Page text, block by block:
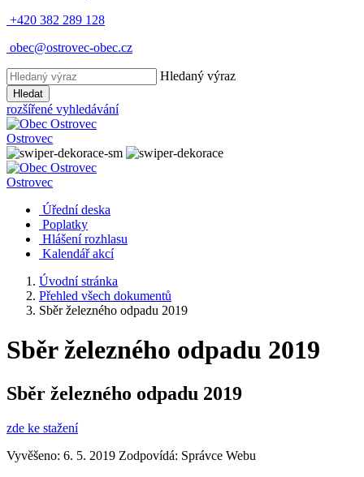
+420 382 289 128
obec@ostrovec-obec.cz
Hledaný výraz
Hledat
rozšířené vyhledávání
Ostrovec
Ostrovec
Úřední deska
Poplatky
Hlášení rozhlasu
Kalendář akcí
Úvodní stránka
Přehled všech dokumentů
Sběr železného odpadu 2019
Sběr železného odpadu 2019
Sběr železného odpadu 2019
zde ke stažení
Vyvěšeno: 6. 5. 2019 Zodpovídá: Správce Webu